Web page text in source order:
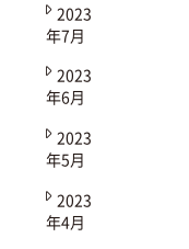
2023
年7月
2023
年6月
2023
年5月
2023
年4月